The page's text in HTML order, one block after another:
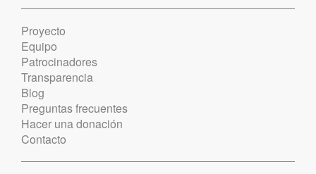
Proyecto
Equipo
Patrocinadores
Transparencia
Blog
Preguntas frecuentes
Hacer una donación
Contacto